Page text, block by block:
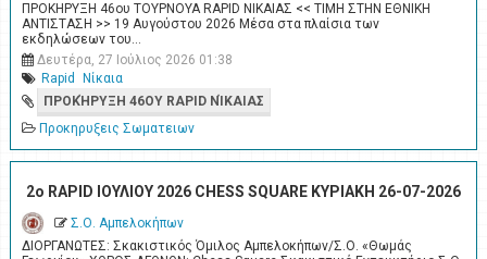
ΠΡΟΚΗΡΥΞΗ 46ου ΤΟΥΡΝΟΥΑ RAPID ΝΙΚΑΙΑΣ << ΤΙΜΗ ΣΤΗΝ ΕΘΝΙΚΗ
ΑΝΤΙΣΤΑΣΗ >> 19 Αυγούστου 2026 Μέσα στα πλαίσια των
εκδηλώσεων του…
Δευτέρα, 27 Ιούλιος 2026 01:38
Rapid
Νίκαια
ΠΡΟΚΉΡΥΞΗ 46ΟΥ RAPID ΝΊΚΑΙΑΣ
Προκηρυξεις Σωματειων
2o RAPID ΙΟΥΛΙΟΥ 2026 CHESS SQUARE ΚΥΡΙΑΚΗ 26-07-2026
Σ.Ο. Αμπελοκήπων
ΔΙΟΡΓΑΝΩΤΕΣ: Σκακιστικός Όμιλος Αμπελοκήπων/Σ.Ο. «Θωμάς